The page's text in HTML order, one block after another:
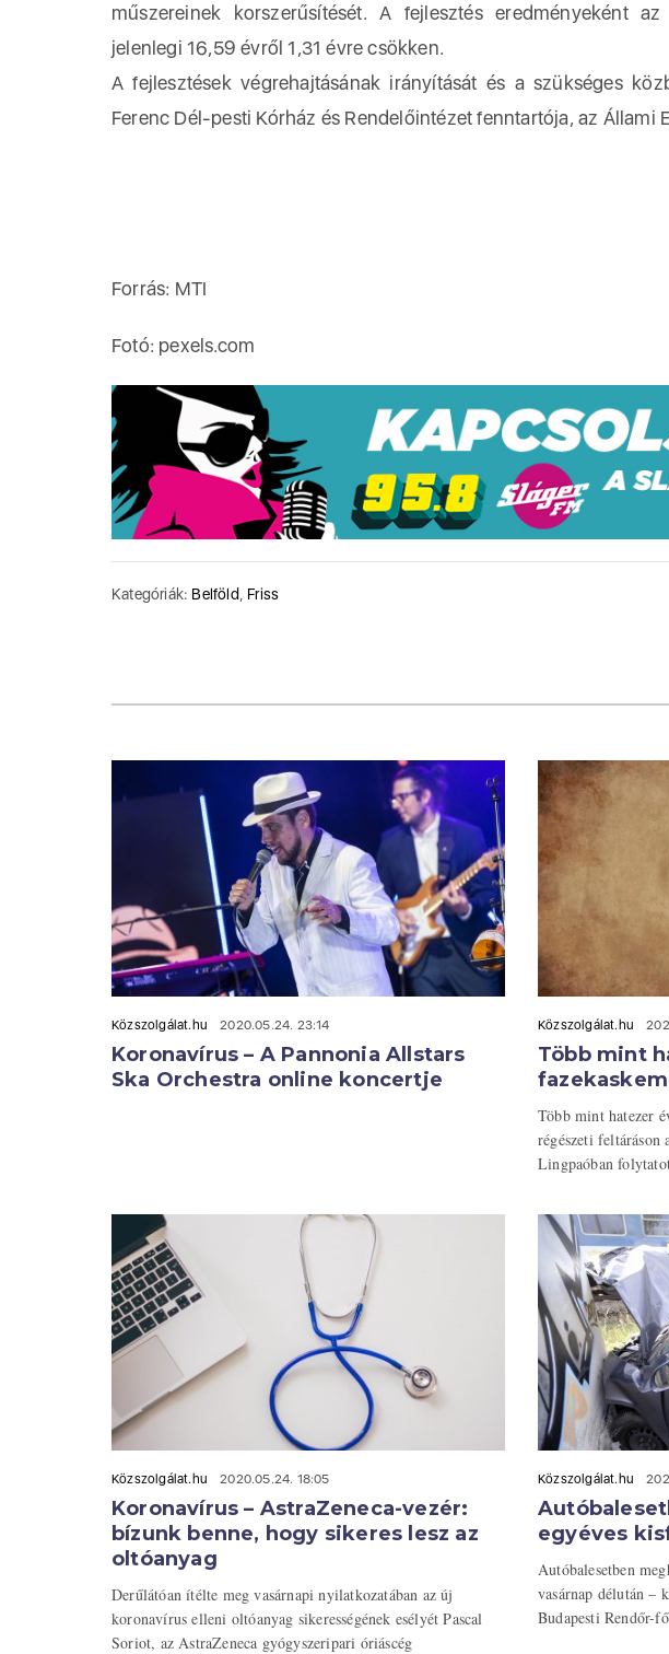
műszereinek korszerűsítését. A fejlesztés eredményeként
jelenlegi 16,59 évről 1,31 évre csökken.
A fejlesztések végrehajtásának irányítását és a szükséges
Ferenc Dél-pesti Kórház és Rendelőintézet fenntartója, az Állami
Forrás: MTI
Fotó: pexels.com
Kategóriák: Belföld, Friss
Közszolgálat.hu 2020.05.24. 23:14
Koronavírus – A Pannonia Allstars
Ska Orchestra online koncertje
Közszolgálat.hu
Több mint
Több mint hatezer
régészeti
Lingpaóban
Közszolgálat.hu 2020.05.24. 18:05
Koronavírus – AstraZeneca-vezér:
bízunk benne, hogy sikeres lesz az
oltóanyag
Derűlátóan ítélte meg vasárnapi nyilatkozatában az új
koronavírus elleni oltóanyag sikerességének esélyét Pascal
Soriot, az AstraZeneca gyógyszeripari óriáscég
Közszolgálat.hu
egyéves
Autóbalesetben
vasárnap délután
Budapesti Rendőr-